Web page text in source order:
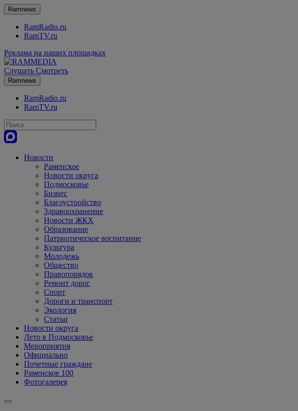
Ramnews
RamRadio.ru
RamTV.ru
Реклама на наших площадках
Слушать Смотреть
Ramnews
RamRadio.ru
RamTV.ru
Новости
Раменское
Новости округа
Подмосковье
Бизнес
Благоустройство
Здравоохранение
Новости ЖКХ
Образование
Патриотическое воспитание
Культура
Молодежь
Общество
Правопорядок
Ремонт дорог
Спорт
Дороги и транспорт
Экология
Статьи
Новости округа
Лето в Подмосковье
Мероприятия
Официально
Почетные граждане
Раменское 100
Фотогалерея